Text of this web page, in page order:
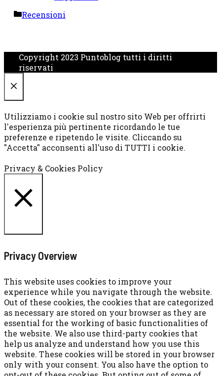
Categorie
Recensioni
Copyright 2023 Puntoblog tutti i diritti
riservati
Utilizziamo i cookie sul nostro sito Web per offrirti
l'esperienza più pertinente ricordando le tue
preferenze e ripetendo le visite. Cliccando su
"Accetta" acconsenti all'uso di TUTTI i cookie.
Privacy & Cookies Policy
Privacy Overview
This website uses cookies to improve your
experience while you navigate through the website.
Out of these cookies, the cookies that are categorized
as necessary are stored on your browser as they are
essential for the working of basic functionalities of
the website. We also use third-party cookies that
help us analyze and understand how you use this
website. These cookies will be stored in your browser
only with your consent. You also have the option to